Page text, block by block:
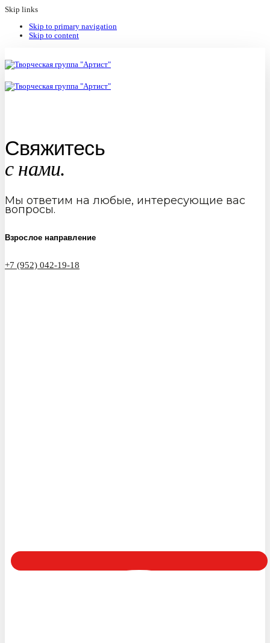
Skip links
Skip to primary navigation
Skip to content
Свяжитесь
с нами.
Мы ответим на любые, интересующие вас
вопросы.
Взрослое направление
+7 (952) 042-19-18